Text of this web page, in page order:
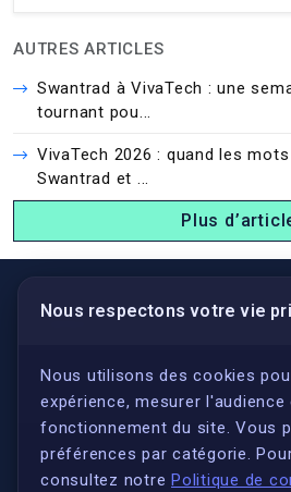
AUTRES ARTICLES
Swantrad à VivaTech : une
tournant pou...
VivaTech 2026 : quand les
Swantrad et ...
Plus
Nous respectons votre vie
Nous utilisons des cookies
expérience, mesurer
fonctionnement du site. Vous
préférences par catégorie.
consultez notre Politique de
LIENS UTILES
S'inscrire
Qui sommes-nous ?
Annuaires des traducteurs